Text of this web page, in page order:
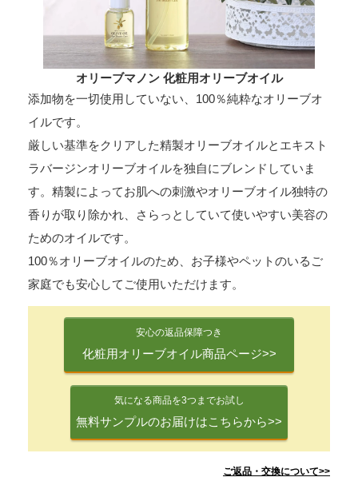
オリーブマノン 化粧用オリーブオイル
添加物を一切使用していない、100％純粋なオリーブオ
イルです。
厳しい基準をクリアした精製オリーブオイルとエキスト
ラバージンオリーブオイルを独自にブレンドしていま
す。精製によってお肌への刺激やオリーブオイル独特の
香りが取り除かれ、さらっとしていて使いやすい美容の
ためのオイルです。
100％オリーブオイルのため、お子様やペットのいるご
家庭でも安心してご使用いただけます。
安心の返品保障つき
化粧用オリーブオイル商品ページ>>
気になる商品を3つまでお試し
無料サンプルのお届けはこちらから>>
ご返品・交換について>>